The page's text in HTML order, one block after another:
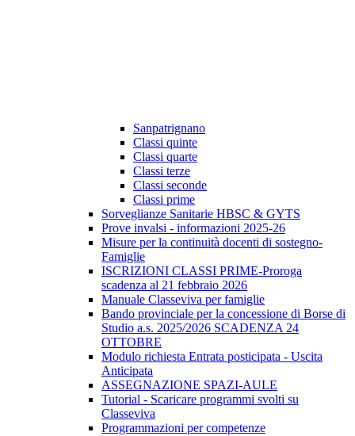
Sanpatrignano
Classi quinte
Classi quarte
Classi terze
Classi seconde
Classi prime
Sorveglianze Sanitarie HBSC & GYTS
Prove invalsi - informazioni 2025-26
Misure per la continuità docenti di sostegno-
Famiglie
ISCRIZIONI CLASSI PRIME-Proroga
scadenza al 21 febbraio 2026
Manuale Classeviva per famiglie
Bando provinciale per la concessione di Borse di
Studio a.s. 2025/2026 SCADENZA 24
OTTOBRE
Modulo richiesta Entrata posticipata - Uscita
Anticipata
ASSEGNAZIONE SPAZI-AULE
Tutorial - Scaricare programmi svolti su
Classeviva
Programmazioni per competenze